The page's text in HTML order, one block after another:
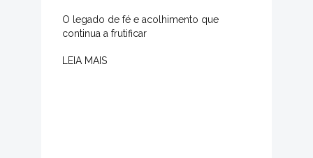
O legado de fé e acolhimento que
continua a frutificar
LEIA MAIS